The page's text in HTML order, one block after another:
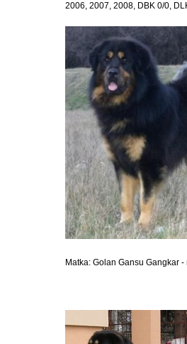
2006, 2007, 2008, DBK 0/0,
Matka: Golan Gansu Gangkar -